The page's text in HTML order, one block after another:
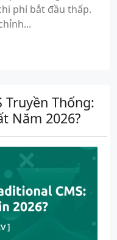
phí bắt đầu thấp.
Truyền Thống:
Năm 2026?